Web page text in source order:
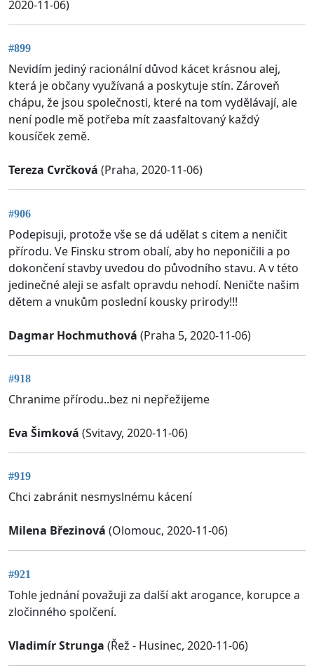
2020-11-06)
#899
Nevidím jediný racionální důvod kácet krásnou alej,
která je občany využívaná a poskytuje stín. Zároveň
chápu, že jsou společnosti, které na tom vydělávají, ale
není podle mě potřeba mít zaasfaltovaný každý
kousíček země.
Tereza Cvrčková (Praha, 2020-11-06)
#906
Podepisuji, protože vše se dá udělat s citem a neničit
přírodu. Ve Finsku strom obalí, aby ho neponičili a po
dokončení stavby uvedou do původního stavu. A v této
jedinečné aleji se asfalt opravdu nehodí. Neničte našim
dětem a vnukům poslední kousky prirody!!!
Dagmar Hochmuthová (Praha 5, 2020-11-06)
#918
Chranime přírodu..bez ni nepřežijeme
Eva Šimková (Svitavy, 2020-11-06)
#919
Chci zabránit nesmyslnému kácení
Milena Březinová (Olomouc, 2020-11-06)
#921
Tohle jednání považuji za další akt arogance, korupce a
zločinného spolčení.
Vladimír Strunga (Řež - Husinec, 2020-11-06)